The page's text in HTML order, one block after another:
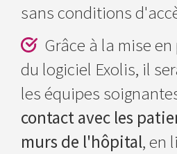
sans conditions
Grâce à la mise
du logiciel Exolis, il
les équipes
contact avec les
murs de l'hôpital, en